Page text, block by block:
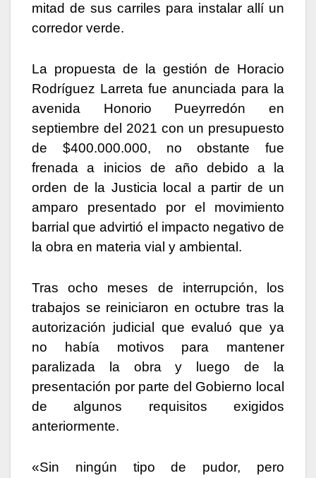
mitad de sus carriles para instalar allí un
corredor verde.
La propuesta de la gestión de Horacio
Rodríguez Larreta fue anunciada para la
avenida Honorio Pueyrredón en
septiembre del 2021 con un presupuesto
de $400.000.000, no obstante fue
frenada a inicios de año debido a la
orden de la Justicia local a partir de un
amparo presentado por el movimiento
barrial que advirtió el impacto negativo de
la obra en materia vial y ambiental.
Tras ocho meses de interrupción, los
trabajos se reiniciaron en octubre tras la
autorización judicial que evaluó que ya
no había motivos para mantener
paralizada la obra y luego de la
presentación por parte del Gobierno local
de algunos requisitos exigidos
anteriormente.
«Sin ningún tipo de pudor, pero